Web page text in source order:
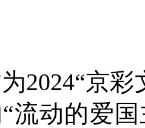
2024“京
流动的爱